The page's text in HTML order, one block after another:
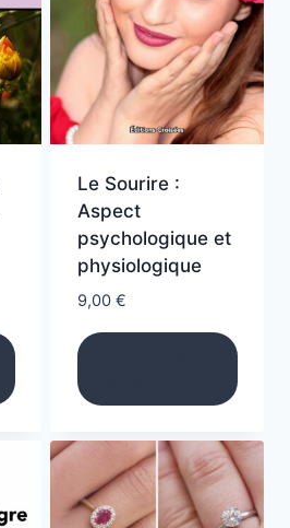
Le Sourire :
Aspect
psychologique et
physiologique
9,00 €